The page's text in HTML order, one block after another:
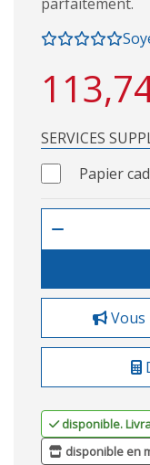
SERVICES
Papier
Vous
disponible.
disponible en